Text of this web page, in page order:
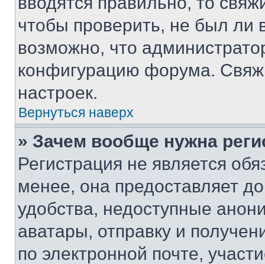
чтобы проверить, не был ли
возможно, что
конфигурацию форума.
настроек.
Вернуться наверх
» Зачем вообще нужна
Регистрация не является
менее, она предоставляет
удобства, недоступные
аватары, отправку и
по электронной почте,